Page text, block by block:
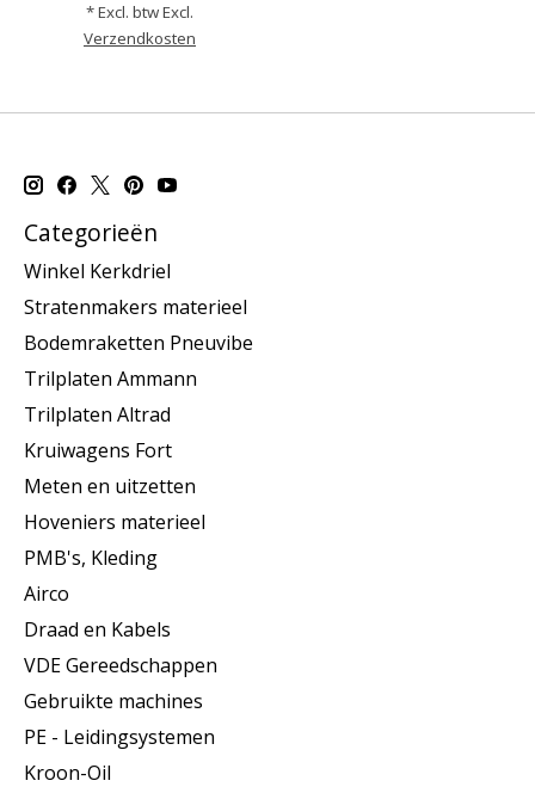
* Excl. btw Excl.
Verzendkosten
Categorieën
Winkel Kerkdriel
Stratenmakers materieel
Bodemraketten Pneuvibe
Trilplaten Ammann
Trilplaten Altrad
Kruiwagens Fort
Meten en uitzetten
Hoveniers materieel
PMB's, Kleding
Airco
Draad en Kabels
VDE Gereedschappen
Gebruikte machines
PE - Leidingsystemen
Kroon-Oil